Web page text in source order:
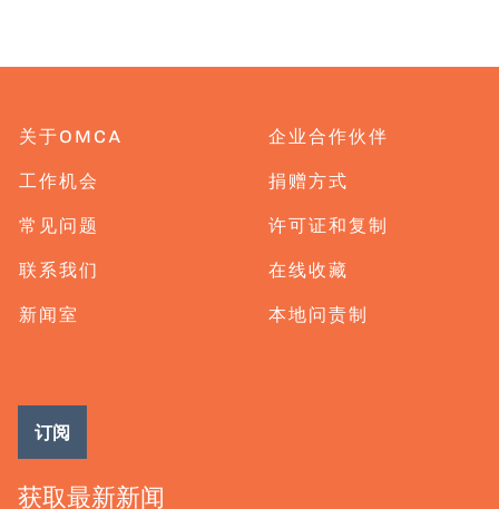
关于OMCA
工作机会
常见问题
联系我们
新闻室
企业合作伙伴
捐赠方式
许可证和复制
在线收藏
本地问责制
获取最新新闻
订阅